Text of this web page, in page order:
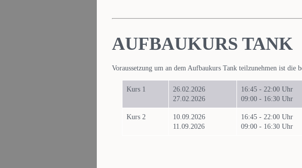
AUFBAUKURS TANK
Voraussetzung um an dem Aufbaukurs Tank teilzunehmen ist die
Kurs 1
26.02.2026
27.02.2026
16:45 - 22:00 Uhr
09:00 - 16:30 Uhr
Kurs 2
10.09.2026
11.09.2026
16:45 - 22:00 Uhr
09:00 - 16:30 Uhr